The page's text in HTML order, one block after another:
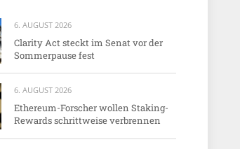
6. AUGUST 2026
Clarity Act steckt im Senat vor der
Sommerpause fest
6. AUGUST 2026
Ethereum-Forscher wollen Staking-
Rewards schrittweise verbrennen